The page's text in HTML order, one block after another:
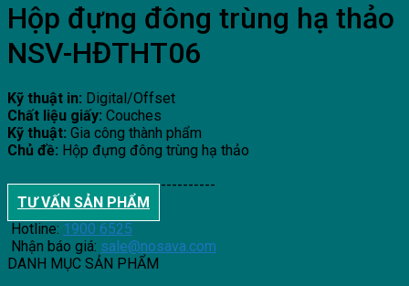
Hộp đựng đông trùng hạ thảo
NSV-HĐTHT06
Kỹ thuật in: Digital/Offset
Chất liệu giấy: Couches
Kỹ thuật: Gia công thành phẩm
Chủ đề: Hộp đựng đông trùng hạ thảo
--------------------------------------
TƯ VẤN SẢN PHẨM
Hotline: 1900 6525
Nhận báo giá: sale@nosava.com
DANH MỤC SẢN PHẨM